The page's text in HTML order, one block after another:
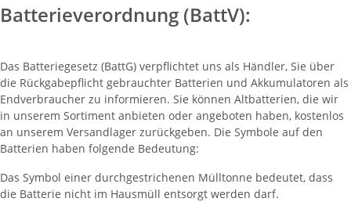
Batterieverordnung (BattV):
Das Batteriegesetz (BattG) verpflichtet uns als Händler, Sie über
die Rückgabepflicht gebrauchter Batterien und Akkumulatoren als
Endverbraucher zu informieren. Sie können Altbatterien, die wir
in unserem Sortiment anbieten oder angeboten haben, kostenlos
an unserem Versandlager zurückgeben. Die Symbole auf den
Batterien haben folgende Bedeutung:
Das Symbol einer durchgestrichenen Mülltonne bedeutet, dass
die Batterie nicht im Hausmüll entsorgt werden darf.